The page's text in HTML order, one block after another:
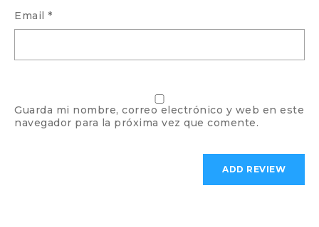
Email *
Guarda mi nombre, correo electrónico y web en este
navegador para la próxima vez que comente.